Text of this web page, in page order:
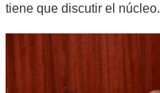
tiene que discutir el núcleo.